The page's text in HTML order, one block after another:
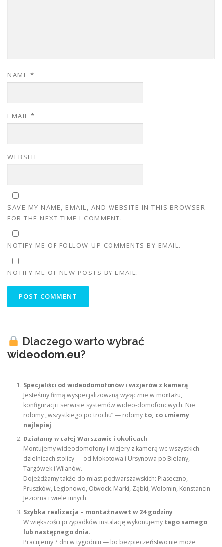
NAME *
EMAIL *
WEBSITE
SAVE MY NAME, EMAIL, AND WEBSITE IN THIS BROWSER
FOR THE NEXT TIME I COMMENT.
NOTIFY ME OF FOLLOW-UP COMMENTS BY EMAIL.
NOTIFY ME OF NEW POSTS BY EMAIL.
Dlaczego warto wybrać
wideodom.eu?
Specjaliści od wideodomofonów i wizjerów z kamerą
Jesteśmy firmą wyspecjalizowaną wyłącznie w montażu,
konfiguracji i serwisie systemów wideo-domofonowych. Nie
robimy „wszystkiego po trochu” — robimy to, co umiemy
najlepiej.
Działamy w całej Warszawie i okolicach
Montujemy wideodomofony i wizjery z kamerą we wszystkich
dzielnicach stolicy — od Mokotowa i Ursynowa po Bielany,
Targówek i Wilanów.
Dojeżdżamy także do miast podwarszawskich: Piaseczno,
Pruszków, Legionowo, Otwock, Marki, Ząbki, Wołomin, Konstancin-
Jeziorna i wiele innych.
Szybka realizacja – montaż nawet w 24 godziny
W większości przypadków instalację wykonujemy tego samego
lub następnego dnia.
Pracujemy 7 dni w tygodniu — bo bezpieczeństwo nie może